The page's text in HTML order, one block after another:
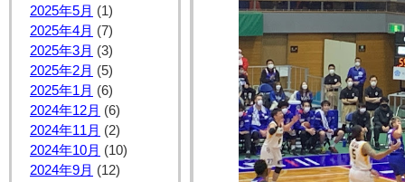
2025年5月 (1)
2025年4月 (7)
2025年3月 (3)
2025年2月 (5)
2025年1月 (6)
2024年12月 (6)
2024年11月 (2)
2024年10月 (10)
2024年9月 (12)